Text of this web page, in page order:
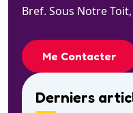
Bref. Sous Notre Toit,
Me Contacter
Derniers